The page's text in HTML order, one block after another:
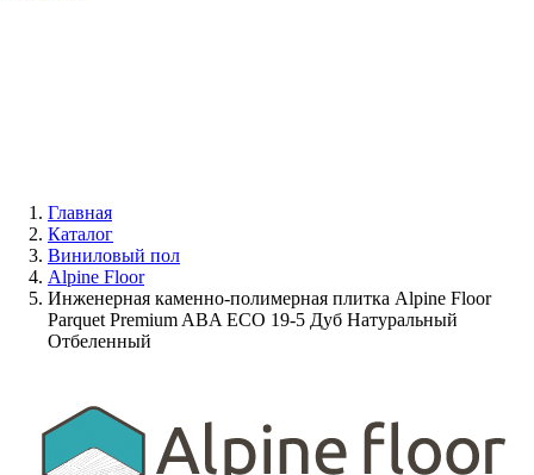
Главная
Каталог
Виниловый пол
Alpine Floor
Инженерная каменно-полимерная плитка Alpine Floor
Parquet Premium ABA ECO 19-5 Дуб Натуральный
Отбеленный